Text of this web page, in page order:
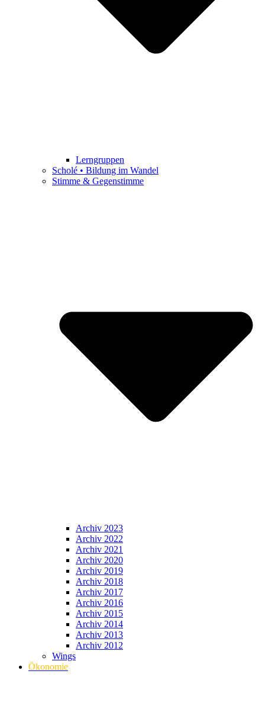
Lerngruppen
Scholé • Bildung im Wandel
Stimme & Gegenstimme
Archiv 2023
Archiv 2022
Archiv 2021
Archiv 2020
Archiv 2019
Archiv 2018
Archiv 2017
Archiv 2016
Archiv 2015
Archiv 2014
Archiv 2013
Archiv 2012
Wings
Ökonomie